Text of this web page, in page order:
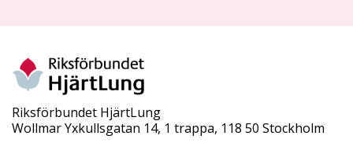
Riksförbundet HjärtLung
Wollmar Yxkullsgatan 14, 1 trappa, 118 50 Stockholm